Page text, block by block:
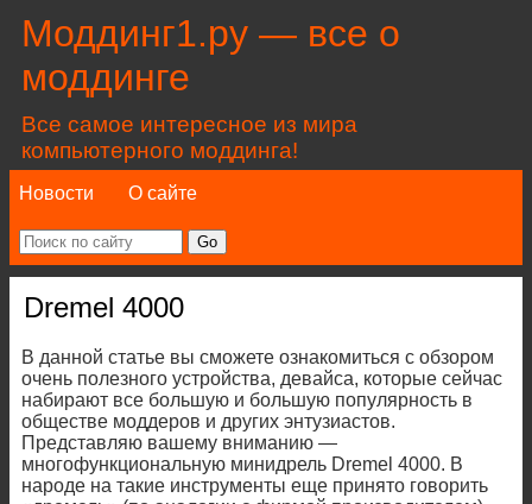
Моддинг1.ру — все о
моддинге
Все самое интересное из мира
компьютерного моддинга!
Новости О сайте
Dremel 4000
В данной статье вы сможете ознакомиться с обзором
очень полезного устройства, девайса, которые сейчас
набирают все большую и большую популярность в
обществе моддеров и других энтузиастов.
Представляю вашему вниманию —
многофункциональную минидрель Dremel 4000. В
народе на такие инструменты еще принято говорить